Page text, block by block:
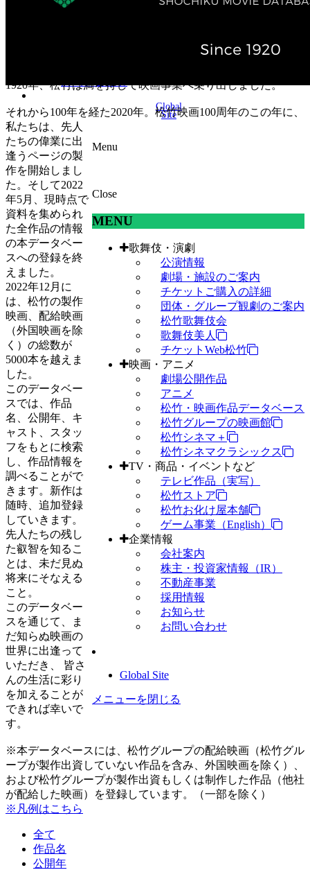
会社案内
Global
Site
Menu
Close
MENU
歌舞伎・演劇
公演情報
劇場・施設のご案内
チケットご購入の詳細
団体・グループ観劇のご案内
松竹歌舞伎会
歌舞伎美人
チケットWeb松竹
映画・アニメ
劇場公開作品
アニメ
松竹・映画作品データベース
松竹グループの映画館
松竹シネマ＋
松竹シネマクラシックス
TV・商品・イベントなど
テレビ作品（実写）
松竹ストア
松竹お化け屋本舗
ゲーム事業（English）
企業情報
会社案内
株主・投資家情報（IR）
不動産事業
採用情報
お知らせ
お問い合わせ
Global Site
メニューを閉じる
1920年、松竹は満を持して映画事業へ乗り出しました。
それから100年を経た2020年。松竹映画100周年のこの年に、
私たちは、先人
たちの偉業に出
逢うページの製
作を開始しまし
た。そして2022
年5月、現時点で
資料を集められ
た全作品の情報
の本データベー
スへの登録を終
えました。
2022年12月に
は、松竹の製作
映画、配給映画
（外国映画を除
く）の総数が
5000本を越えま
した。
このデータベー
スでは、作品
名、公開年、キ
ャスト、スタッ
フをもとに検索
し、作品情報を
調べることがで
きます。新作は
随時、追加登録
していきます。
先人たちの残し
た叡智を知るこ
とは、未だ見ぬ
将来にそなえる
こと。
このデータベー
スを通じて、ま
だ知らぬ映画の
世界に出逢って
いただき、 皆さ
んの生活に彩り
を加えることが
できれば幸いで
す。
※本データベースには、松竹グループの配給映画（松竹グル
ープが製作出資していない作品を含み、外国映画を除く）、
および松竹グループが製作出資もしくは制作した作品（他社
が配給した映画）を登録しています。（一部を除く）
※凡例はこちら
全て
作品名
公開年